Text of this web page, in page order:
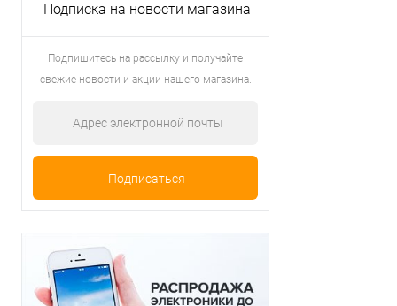
Подписка на новости магазина
Подпишитесь на рассылку и получайте
свежие новости и акции нашего магазина.